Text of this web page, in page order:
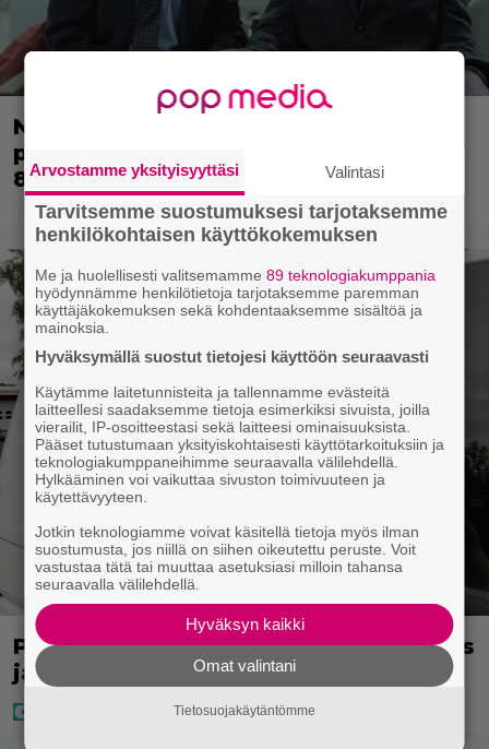
Nyt Netflixissä: Yksi viime vuosien
parhaista rikossarjoista – IMDB-arvio
8,8
Poliisilla tehovalvonta – tästä kysymys
ja näin kauan kestää
Arvostamme yksityisyyttäsi Valintasi
Tarvitsemme suostumuksesi tarjotaksemme
henkilökohtaisen käyttökokemuksen
Me ja huolellisesti valitsemamme89 teknologiakumppania
hyödynnämme henkilötietoja tarjotaksemme paremman
käyttäjäkokemuksen sekä kohdentaaksemme sisältöä ja
mainoksia.
Hyväksymällä suostut tietojesi käyttöön seuraavasti
Käytämme laitetunnisteita ja tallennamme evästeitä
laitteellesi saadaksemme tietoja esimerkiksi sivuista, joilla
vierailit, IP-osoitteestasi sekä laitteesi ominaisuuksista.
Pääset tutustumaan yksityiskohtaisesti käyttötarkoituksiin ja
teknologiakumppaneihimme seuraavalla välilehdellä.
Hylkääminen voi vaikuttaa sivuston toimivuuteen ja
käytettävyyteen.
Jotkin teknologiamme voivat käsitellä tietoja myös ilman
suostumusta, jos niillä on siihen oikeutettu peruste. Voit
vastustaa tätä tai muuttaa asetuksiasi milloin tahansa
seuraavalla välilehdellä.
Hyväksyn kaikki
Omat valintani
Tietosuojakäytäntömme